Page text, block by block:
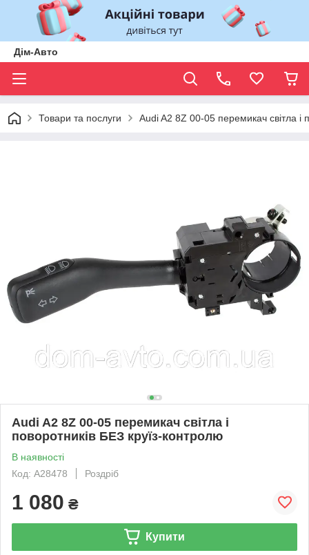
Дім-Авто
Товари та послуги Audi A2 8Z 00-05 перемикач світла і
Audi A2 8Z 00-05 перемикач світла і
поворотників БЕЗ круїз-контролю
В наявності
Код: A28478
Роздріб
1 080 ₴
Купити